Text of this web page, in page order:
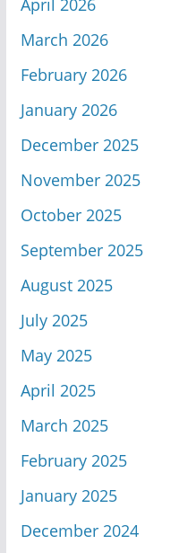
April 2026
March 2026
February 2026
January 2026
December 2025
November 2025
October 2025
September 2025
August 2025
July 2025
May 2025
April 2025
March 2025
February 2025
January 2025
December 2024